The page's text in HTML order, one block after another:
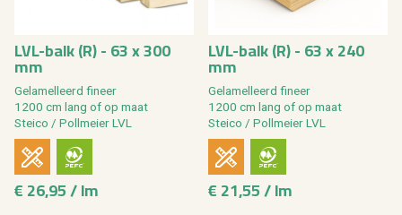
LVL-balk (R) - 63 x 300
mm
Ge­la­mel­leerd fi­neer
1200 cm lang of op maat
Stei­co / Poll­mei­er LVL
€ 26,95 / lm
LVL-balk (R) - 63 x 240
mm
Ge­la­mel­leerd fi­neer
1200 cm lang of op maat
Stei­co / Poll­mei­er LVL
€ 21,55 / lm